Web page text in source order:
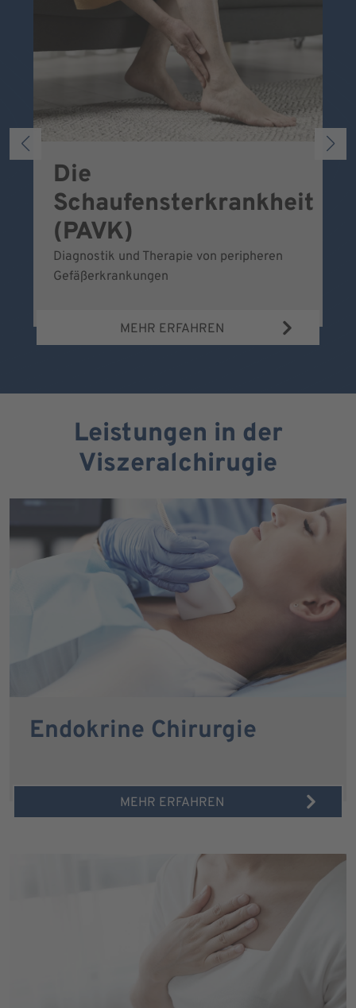
Die
Schaufensterkrankheit
(PAVK)
Diagnostik und Therapie von peripheren
Gefäßerkrankungen
MEHR ERFAHREN
Leistungen in der
Viszeralchirugie
Endokrine Chirurgie
MEHR ERFAHREN